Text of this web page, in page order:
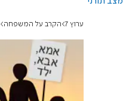
ערוץ 7 הקרב על המשפחה